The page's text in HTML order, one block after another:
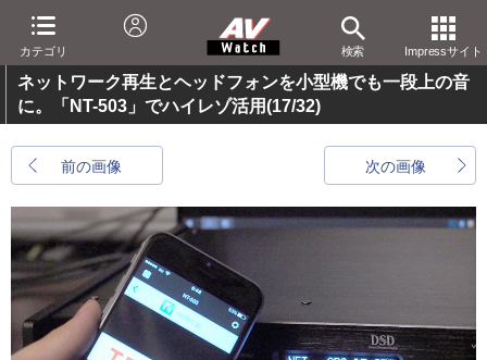
カテゴリ 検索 Impressサイト
ネットワーク再生とヘッドフォンを小型機でも一段上の音
に。「NT-503」でハイレゾ活用(17/32)
前の画像 次の画像